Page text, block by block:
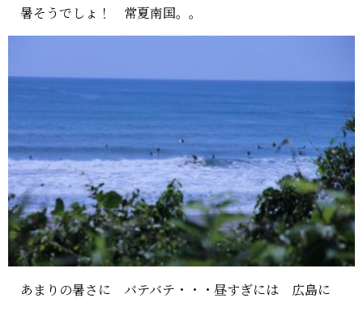
暑そうでしょ！ 常夏南国。。
あまりの暑さに バテバテ・・・昼すぎには 広島に